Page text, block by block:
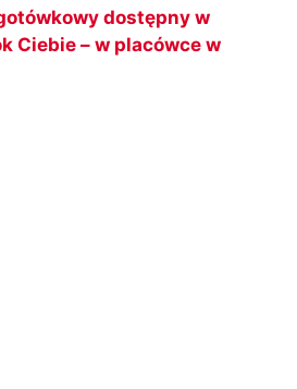
dostępny w
Ciebie – w placówce w